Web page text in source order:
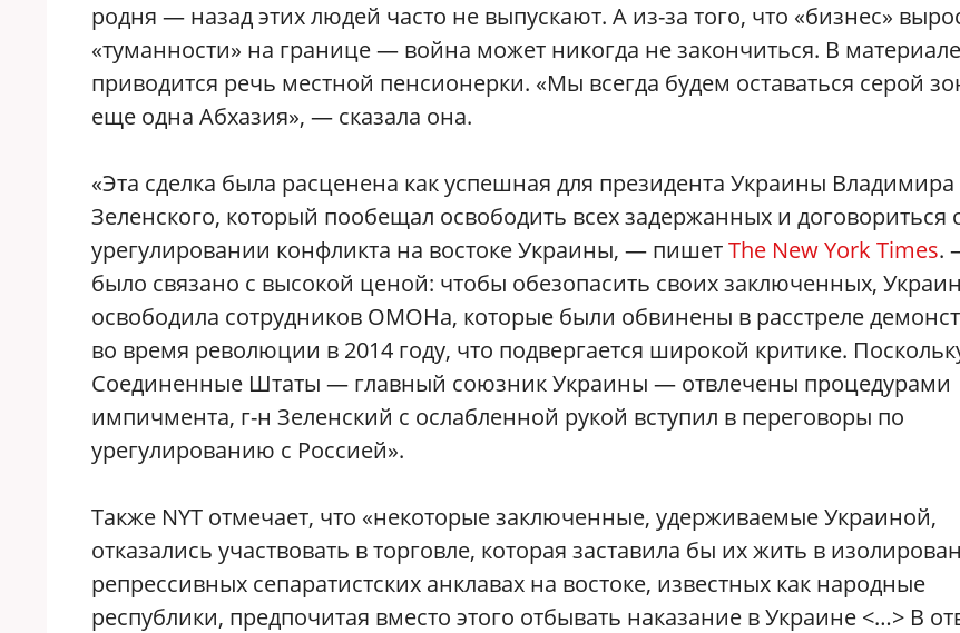
родня — назад этих людей часто не выпускают. А из-за того, что «бизнес»
«туманности» на границе — война может никогда не закончиться. В материале
приводится речь местной пенсионерки. «Мы всегда будем оставаться серой
еще одна Абхазия», — сказала она.
«Эта сделка была расценена как успешная для президента Украины Владимира
Зеленского, который пообещал освободить всех задержанных и договориться
урегулировании конфликта на востоке Украины, — пишетThe New York Times.
было связано с высокой ценой: чтобы обезопасить своих заключенных,
освободила сотрудников ОМОНа, которые были обвинены в расстреле
во время революции в 2014 году, что подвергается широкой критике.
Соединенные Штаты — главный союзник Украины — отвлечены процедурами
импичмента, г-н Зеленский с ослабленной рукой вступил в переговоры по
урегулированию с Россией».
Также NYT отмечает, что «некоторые заключенные, удерживаемые Украиной,
отказались участвовать в торговле, которая заставила бы их жить в
репрессивных сепаратистских анклавах на востоке, известных как народные
республики, предпочитая вместо этого отбывать наказание в Украине <…> В